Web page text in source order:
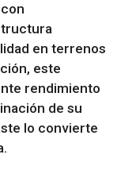
en terrenos
este
rendimiento
de su
lo convierte